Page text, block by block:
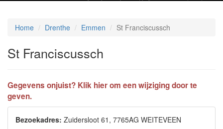
Home Drenthe Emmen St Franciscussch
St Franciscussch
Gegevens onjuist? Klik hier om een wijziging door te
geven.
Bezoekadres: Zuidersloot 61, 7765AG WEITEVEEN